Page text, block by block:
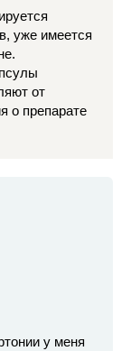
уже имеется
от
о препарате
у меня